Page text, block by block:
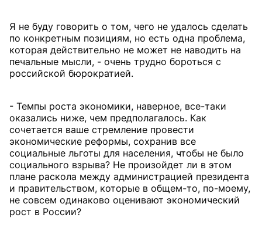
Я не буду говорить о том, чего не удалось сделать
по конкретным позициям, но есть одна проблема,
которая действительно не может не наводить на
печальные мысли, - очень трудно бороться с
российской бюрократией.
- Темпы роста экономики, наверное, все-таки
оказались ниже, чем предполагалось. Как
сочетается ваше стремление провести
экономические реформы, сохранив все
социальные льготы для населения, чтобы не было
социального взрыва? Не произойдет ли в этом
плане раскола между администрацией президента
и правительством, которые в общем-то, по-моему,
не совсем одинаково оценивают экономический
рост в России?